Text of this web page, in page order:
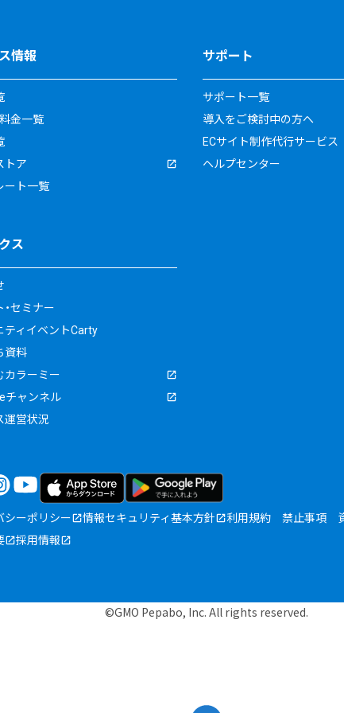
情報
金一覧
トア
ート一覧
サポート
サポート一覧
導入をご検討中の方へ
ECサイト制作代行サービス
ヘルプセンター
ス
セミナー
ティイベントCarty
資料
カラーミー
チャンネル
運営状況
シーポリシー 情報セキュリティ基本方針 利用規約 禁止事項
採用情報
©GMO Pepabo, Inc. All rights reserved.